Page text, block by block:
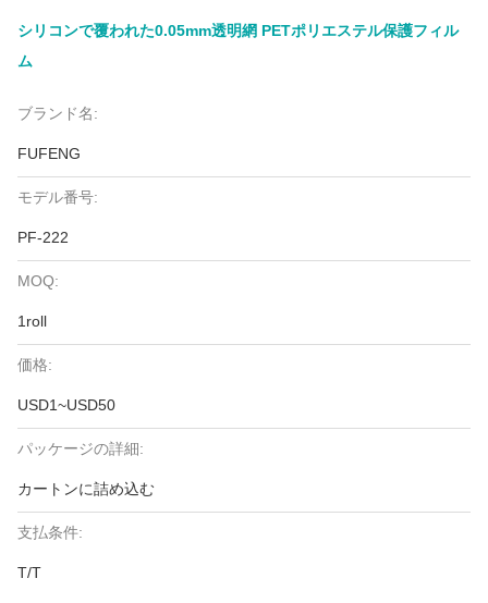
シリコンで覆われた0.05mm透明網 PETポリエステル保護フィル
ム
ブランド名:
FUFENG
モデル番号:
PF-222
MOQ:
1roll
価格:
USD1~USD50
パッケージの詳細:
カートンに詰め込む
支払条件:
T/T